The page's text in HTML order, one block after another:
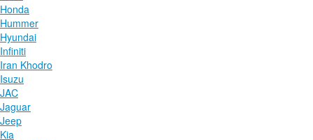
Honda
Hummer
Hyundai
Infiniti
Iran Khodro
Isuzu
JAC
Jaguar
Jeep
Kia